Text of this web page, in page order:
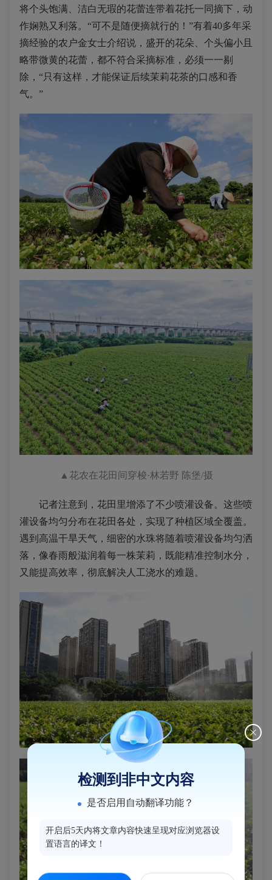
将个头饱满、洁白无瑕的花蕾连带着花托一同摘下，动
作娴熟又利落。“可不是随便摘就行的！”有着40多年采
摘经验的农户金女士介绍说，盛开的花朵、个头偏小且
略带微黄的花蕾，都不符合采摘标准，必须一一剔
除，“只有这样，才能保证后续茉莉花茶的口感和香
气。”
▲ 花农在花田间穿梭·林若野 陈堡/摄
记者注意到，花田里增添了不少喷灌设备。这些喷
灌设备均匀分布在花田各处，实现了种植区域全覆盖。
遇到高温干旱天气，细密的水珠将随着喷灌设备均匀洒
落，像春雨般滋润着每一株茉莉，既能精准控制水分，
又能提高效率，彻底解决人工浇水的难题。
检测到非中文内容
是否启用自动翻译功能？
开启后5天内将文章内容快速呈现对应浏览器设
置语言的译文！